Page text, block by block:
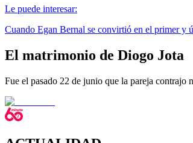
Le puede interesar:
Cuando Egan Bernal se convirtió en el primer y
El matrimonio de Diogo Jota
Fue el pasado 22 de junio que la pareja contrajo